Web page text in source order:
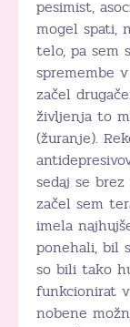
pesimist,
mogel spati,
telo, pa sem
spremembe
začel
življenja to
(žuranje).
sedaj se
začel sem
imela
ponehali, bil
so bili tako
funkcionirat
nobene